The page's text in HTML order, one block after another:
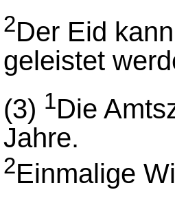
2Der Eid
geleistet
(3) 1Die
Jahre.
2Einmalige